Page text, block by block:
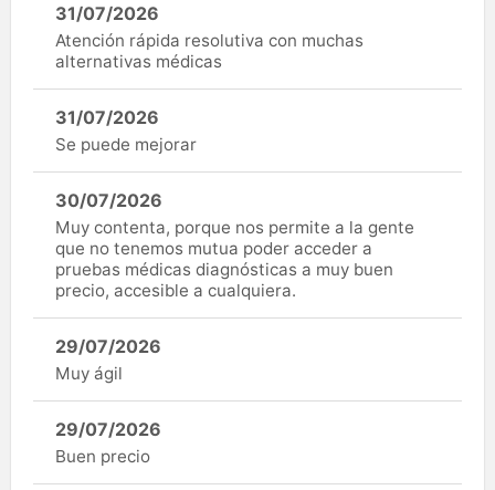
31/07/2026
Atención rápida resolutiva con muchas
alternativas médicas
31/07/2026
Se puede mejorar
30/07/2026
Muy contenta, porque nos permite a la gente
que no tenemos mutua poder acceder a
pruebas médicas diagnósticas a muy buen
precio, accesible a cualquiera.
29/07/2026
Muy ágil
29/07/2026
Buen precio